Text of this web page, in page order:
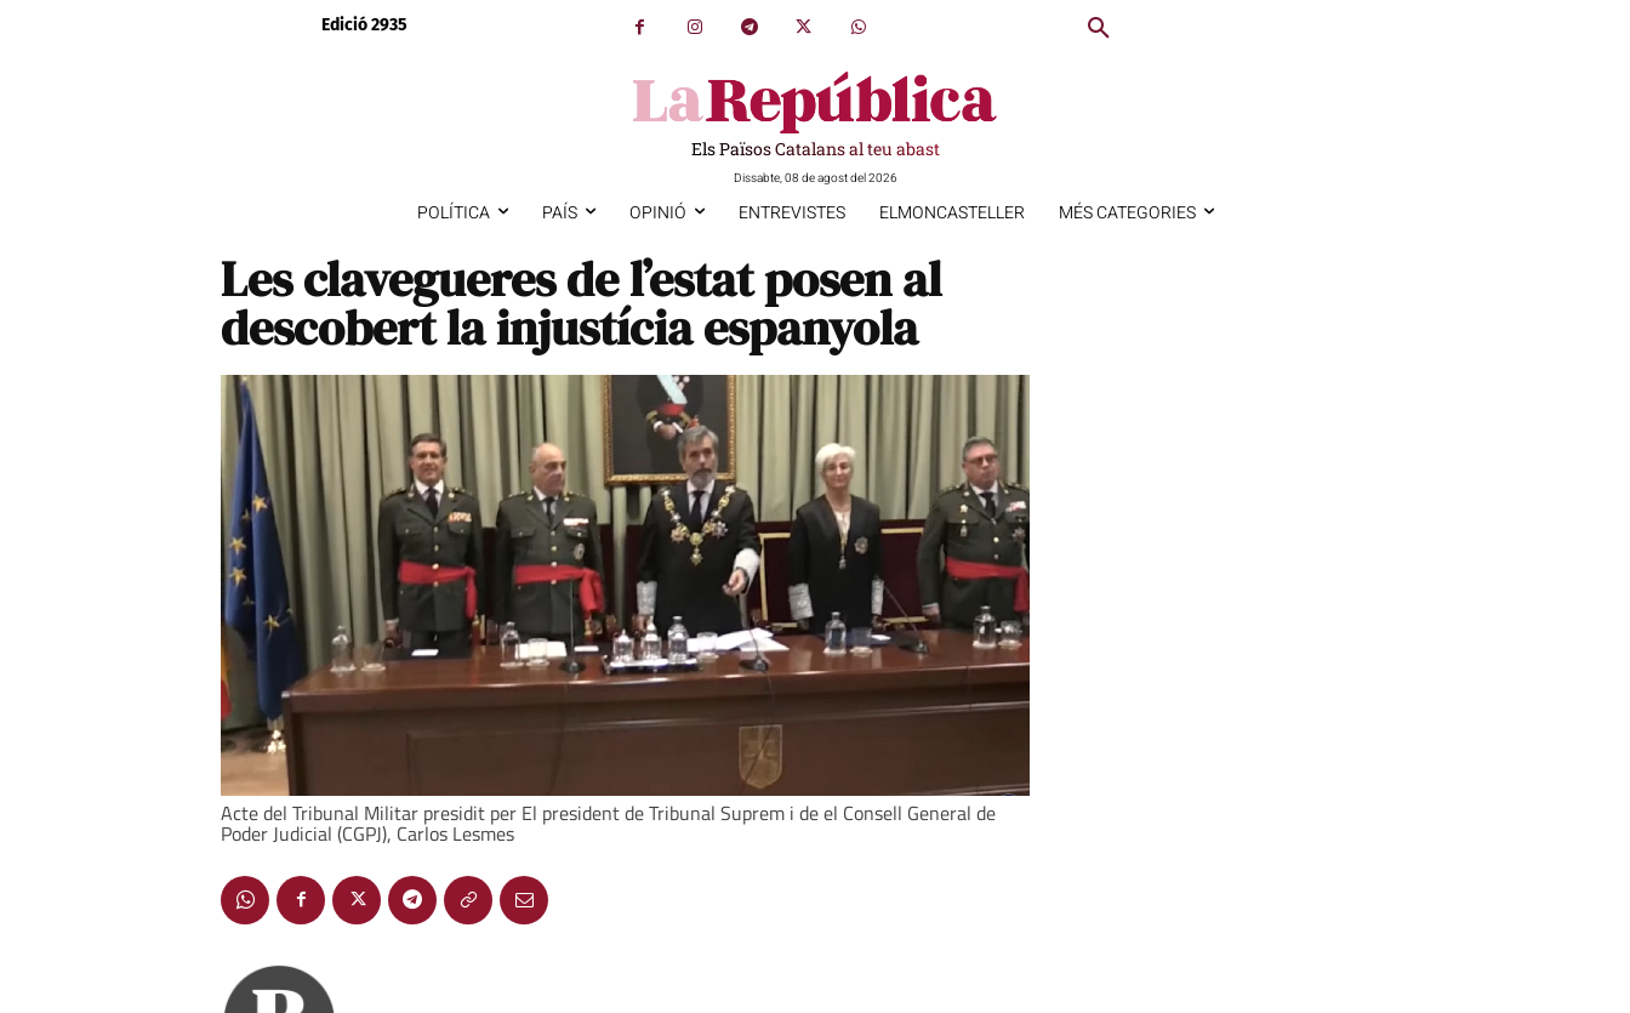
Edició 2935
Els Països Catalans al teu abast
Dissabte, 08 de agost del 2026
POLÍTICA PAÍS OPINIÓ ENTREVISTES ELMONCASTELLER MÉS CATEGORIES
Les clavegueres de l’estat posen al
descobert la injustícia espanyola
Acte del Tribunal Militar presidit per El president de Tribunal Suprem i de el Consell General de
Poder Judicial (CGPJ), Carlos Lesmes